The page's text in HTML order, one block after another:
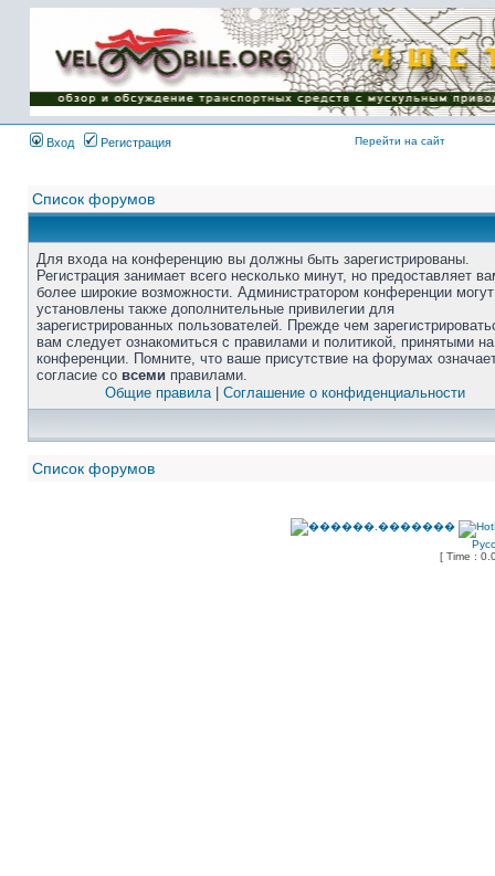
Вход Регистрация Перейти на сайт
Список форумов
Для входа на конференцию вы должны быть зарегистрированы.
Регистрация занимает всего несколько минут, но предоставляет
более широкие возможности. Администратором конференции
установлены также дополнительные привилегии для
зарегистрированных пользователей. Прежде чем
вам следует ознакомиться с правилами и политикой, принятыми на
конференции. Помните, что ваше присутствие на форумах
согласие со всеми правилами.
Общие правила| Соглашение о конфиденциальности
Список форумов
[ Time :